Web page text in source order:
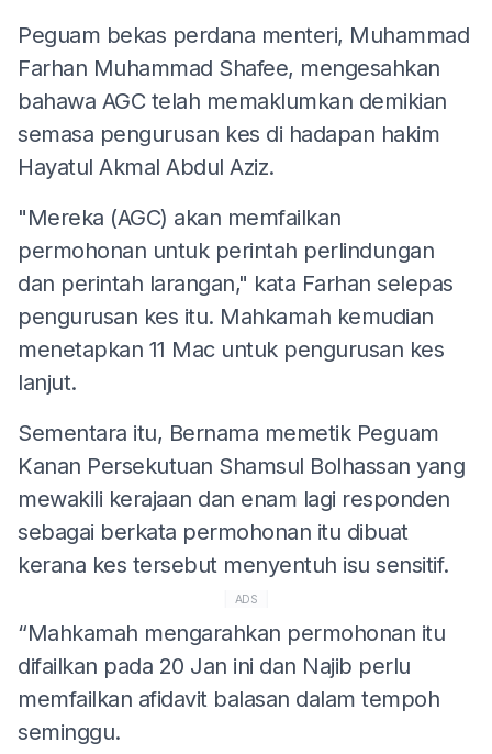
Peguam bekas perdana menteri, Muhammad
Farhan Muhammad Shafee, mengesahkan
bahawa AGC telah memaklumkan demikian
semasa pengurusan kes di hadapan hakim
Hayatul Akmal Abdul Aziz.
"Mereka (AGC) akan memfailkan
permohonan untuk perintah perlindungan
dan perintah larangan," kata Farhan selepas
pengurusan kes itu. Mahkamah kemudian
menetapkan 11 Mac untuk pengurusan kes
lanjut.
Sementara itu, Bernama memetik Peguam
Kanan Persekutuan Shamsul Bolhassan yang
mewakili kerajaan dan enam lagi responden
sebagai berkata permohonan itu dibuat
kerana kes tersebut menyentuh isu sensitif.
ADS
“Mahkamah mengarahkan permohonan itu
difailkan pada 20 Jan ini dan Najib perlu
memfailkan afidavit balasan dalam tempoh
seminggu.